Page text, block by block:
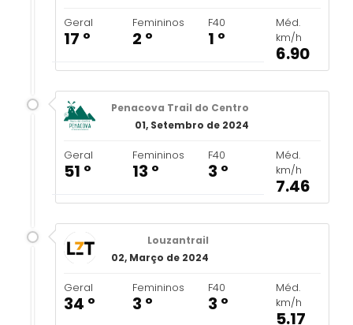
Geral
17 º
Femininos
2 º
F40
1 º
Méd.
km/h
6.90
Penacova Trail do Centro
01, Setembro de 2024
Geral
51 º
Femininos
13 º
F40
3 º
Méd.
km/h
7.46
Louzantrail
02, Março de 2024
Geral
34 º
Femininos
3 º
F40
3 º
Méd.
km/h
5.17